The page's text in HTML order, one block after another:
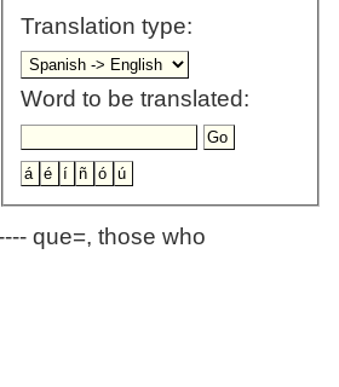
Translation type:
Word to be translated:
que=, those who